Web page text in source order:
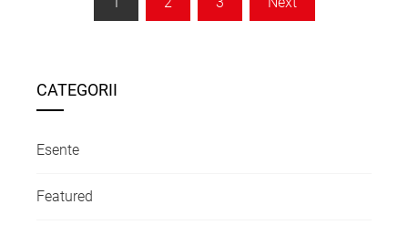
CATEGORII
Esente
Featured